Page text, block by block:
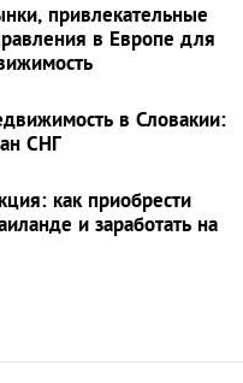
привлекательные
в Европе для
в Словакии:
СНГ
как приобрести
и заработать на